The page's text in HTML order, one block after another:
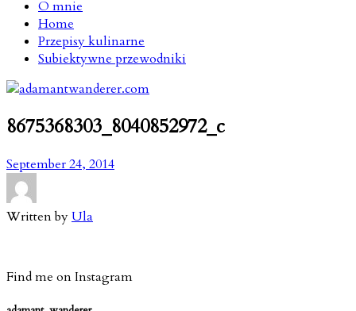
O mnie
Home
Przepisy kulinarne
Subiektywne przewodniki
8675368303_8040852972_c
September 24, 2014
Written byUla
Find me on Instagram